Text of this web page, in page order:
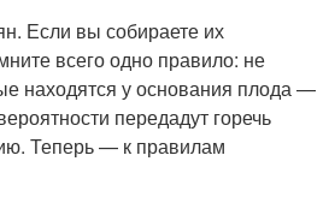
Если вы собираете их
всего одно правило: не
находятся у основания плода —
передадут горечь
Теперь — к правилам